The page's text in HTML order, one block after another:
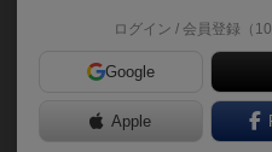
クラキンコンビ作品に、好
アレンジしたマハラジャ！
を選択して、マハラジャが
ログイン / 会員登録（10
Google
Apple